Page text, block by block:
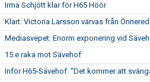
Irma Schjött klar för H65 Höör
Klart: Victoria Larsson värvas från Önnered
Mediasvepet: Enorm exponering vid
15:e raka mot Sävehof
Inför H65-Sävehof: "Det kommer att